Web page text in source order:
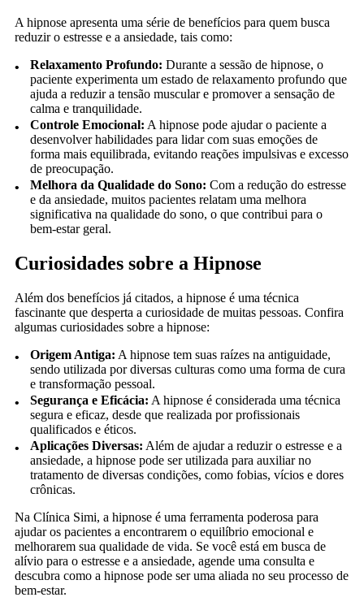
A hipnose apresenta uma série de benefícios para quem busca
reduzir o estresse e a ansiedade, tais como:
Relaxamento Profundo: Durante a sessão de hipnose, o
paciente experimenta um estado de relaxamento profundo que
ajuda a reduzir a tensão muscular e promover a sensação de
calma e tranquilidade.
Controle Emocional: A hipnose pode ajudar o paciente a
desenvolver habilidades para lidar com suas emoções de
forma mais equilibrada, evitando reações impulsivas e excesso
de preocupação.
Melhora da Qualidade do Sono: Com a redução do estresse
e da ansiedade, muitos pacientes relatam uma melhora
significativa na qualidade do sono, o que contribui para o
bem-estar geral.
Curiosidades sobre a Hipnose
Além dos benefícios já citados, a hipnose é uma técnica
fascinante que desperta a curiosidade de muitas pessoas. Confira
algumas curiosidades sobre a hipnose:
Origem Antiga: A hipnose tem suas raízes na antiguidade,
sendo utilizada por diversas culturas como uma forma de cura
e transformação pessoal.
Segurança e Eficácia: A hipnose é considerada uma técnica
segura e eficaz, desde que realizada por profissionais
qualificados e éticos.
Aplicações Diversas: Além de ajudar a reduzir o estresse e a
ansiedade, a hipnose pode ser utilizada para auxiliar no
tratamento de diversas condições, como fobias, vícios e dores
crônicas.
Na Clínica Simi, a hipnose é uma ferramenta poderosa para
ajudar os pacientes a encontrarem o equilíbrio emocional e
melhorarem sua qualidade de vida. Se você está em busca de
alívio para o estresse e a ansiedade, agende uma consulta e
descubra como a hipnose pode ser uma aliada no seu processo de
bem-estar.